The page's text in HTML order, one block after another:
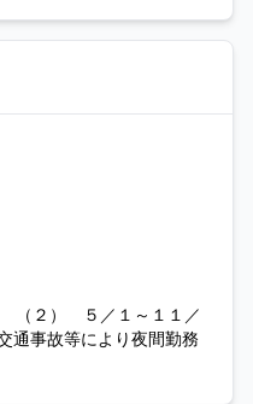
（２） ５／１～１１／
事故等により夜間勤務